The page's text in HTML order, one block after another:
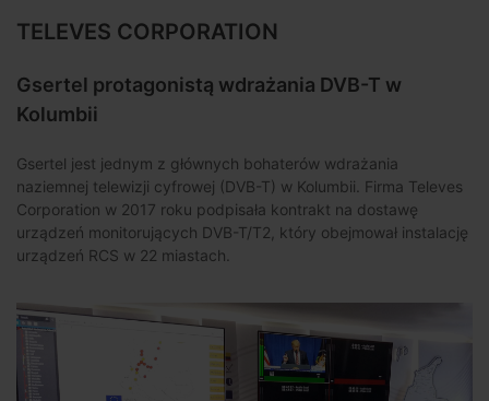
TELEVES CORPORATION
Gsertel protagonistą wdrażania DVB-T w
Kolumbii
Gsertel jest jednym z głównych bohaterów wdrażania
naziemnej telewizji cyfrowej (DVB-T) w Kolumbii. Firma Televes
Corporation w 2017 roku podpisała kontrakt na dostawę
urządzeń monitorujących DVB-T/T2, który obejmował instalację
urządzeń RCS w 22 miastach.